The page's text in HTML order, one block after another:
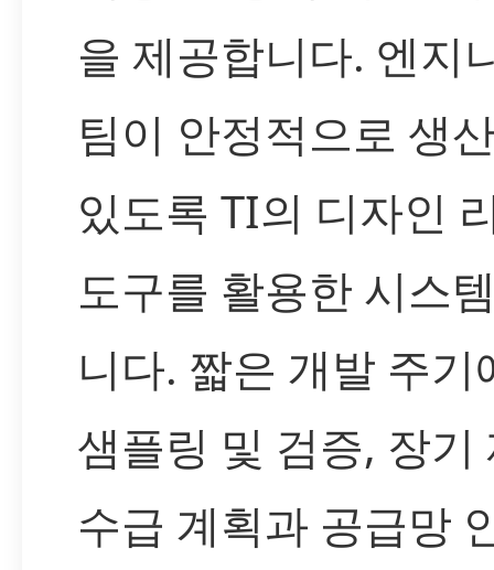
을 제공합니다. 엔지
팀이 안정적으로 생
있도록 TI의 디자인
도구를 활용한 시스
니다. 짧은 개발 주
샘플링 및 검증, 장기
수급 계획과 공급망